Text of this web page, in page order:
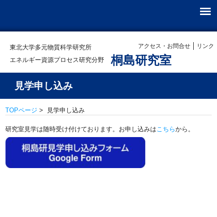
東北大学多元物質科学研究所
エネルギー資源プロセス研究分野
桐島研究室
アクセス・お問合せ リンク
見学申し込み
TOPページ > 見学申し込み
研究室見学は随時受け付けております。お申し込みはこちらから。